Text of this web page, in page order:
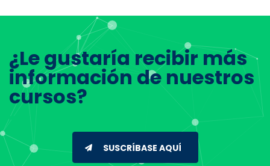
¿Le gustaría recibir más
información de nuestros
cursos?
SUSCRÍBASE AQUÍ